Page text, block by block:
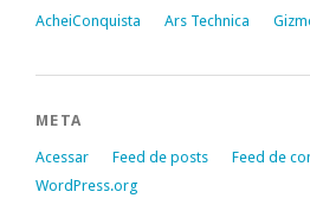
AcheiConquista Ars Technica
META
Acessar Feed de posts
Feed de
WordPress.org